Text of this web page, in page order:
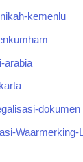
kemenlu
arabia
dokumen
Waarmerking-